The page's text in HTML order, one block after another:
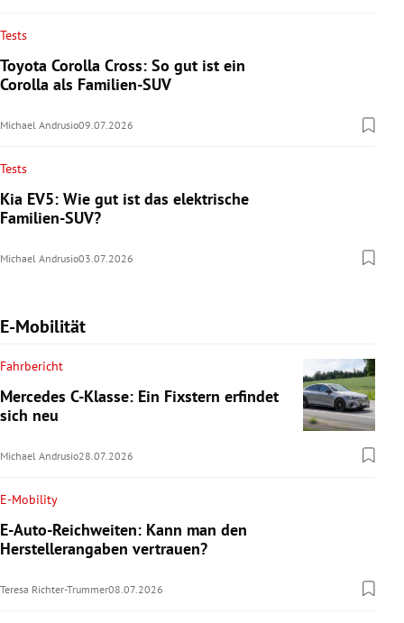
Tests
Toyota Corolla Cross: So gut ist ein
Corolla als Familien-SUV
Michael Andrusio09.07.2026
Tests
Kia EV5: Wie gut ist das elektrische
Familien-SUV?
Michael Andrusio03.07.2026
E-Mobilität
Fahrbericht
Mercedes C-Klasse: Ein Fixstern erfindet
sich neu
Michael Andrusio28.07.2026
E-Mobility
E-Auto-Reichweiten: Kann man den
Herstellerangaben vertrauen?
Teresa Richter-Trummer08.07.2026